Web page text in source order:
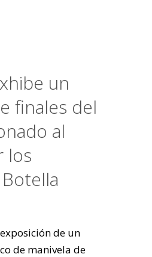
un
finales del
al
los
de un
de manivela de